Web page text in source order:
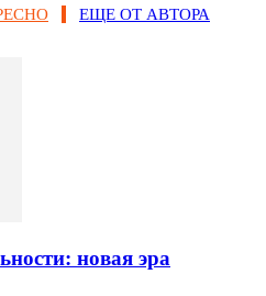
ЕЩЕ ОТ АВТОРА
новая эра